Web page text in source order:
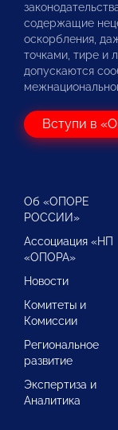
содержащие
оскорбления,
точками, тире и
допускаются
Вступи в
Об «ОПОРЕ
РОССИИ»
Ассоциация «НП
«ОПОРА»
Новости
Комитеты и
Комиссии
Региональное
развитие
Экспертиза и
Аналитика